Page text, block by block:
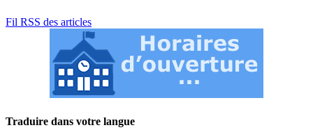
Fil RSS des articles
Traduire dans votre langue